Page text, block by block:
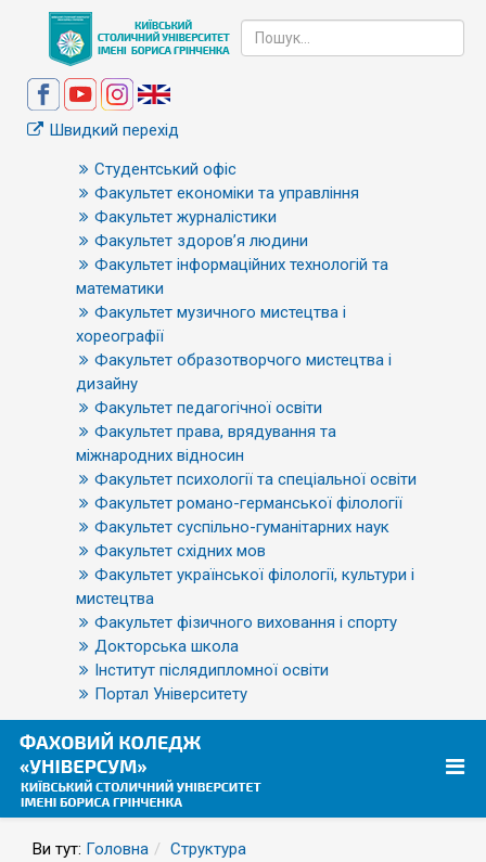
Швидкий перехід
Студентський офіс
Факультет економіки та управління
Факультет журналістики
Факультет здоров’я людини
Факультет інформаційних технологій та
математики
Факультет музичного мистецтва і
хореографії
Факультет образотворчого мистецтва і
дизайну
Факультет педагогічної освіти
Факультет права, врядування та
міжнародних відносин
Факультет психології та спеціальної освіти
Факультет романо-германської філології
Факультет суспільно-гуманітарних наук
Факультет східних мов
Факультет української філології, культури і
мистецтва
Факультет фізичного виховання і спорту
Докторська школа
Інститут післядипломної освіти
Портал Університету
Ви тут: Головна
Структура